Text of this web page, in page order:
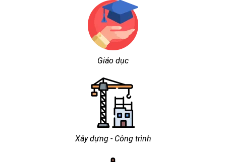
Giáo dục
Xây dựng - Công trình